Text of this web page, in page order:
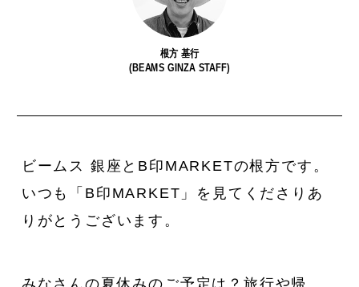
根方 基行
(BEAMS GINZA STAFF)
ビームス 銀座とB印MARKETの根方です。
いつも「B印MARKET」を見てくださりあ
りがとうございます。
みなさんの夏休みのご予定は？旅行や帰
をこう使う！
森田麻衣子が愛用する今夏アイ